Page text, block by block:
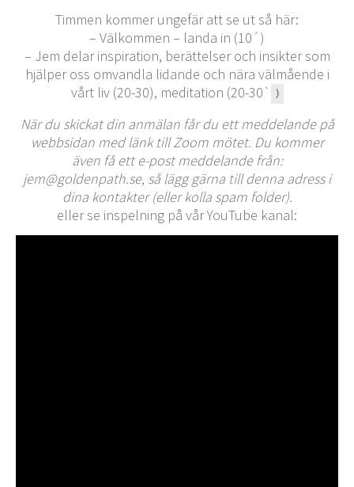
Timmen kommer ungefär att se ut så här:
– Välkommen – landa in (10´)
– Jem delar inspiration, berättelser och insikter som
hjälper oss omvandla lidande och nära välmående i
vårt liv (20-30), meditation (20-30`
)
När du skickat din anmälan får du ett meddelande på
webbsidan med länk till Zoom mötet. Du kommer
även få ett e-post meddelande från:
jem@goldenpath.se, så lägg gärna till denna adress i
dina kontakter (eller kolla spam folder).
eller se inspelning på vår YouTube kanal: